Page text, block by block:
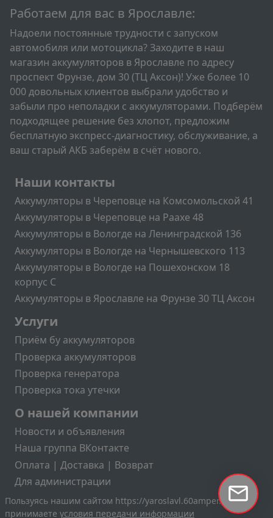
Работаем для вас в Ярославле:
Надоели постоянные трудности с запуском
автомобиля или мотоцикла? Заходите в наш
магазин аккумуляторов в Ярославле по адресу
проспект Фрунзе, дом 30 (ТЦ Аксон)! Уже более 10
000 довольных клиентов выбрали удобство и
забыли про неполадки с аккумуляторами. Подберём
подходящее решение без хлопот, предложим
бесплатную экспресс-диагностику, обслуживание, а
ваш старый АКБ заберём в счёт нового.
Наши контакты
Аккумуляторы в Череповце на Комсомольской 41
Аккумуляторы в Череповце на Раахе 48
Аккумуляторы в Вологде на Ленинградской 136
Аккумуляторы в Вологде на Чернышевского 113
Аккумуляторы в Вологде на Пошехонском 18
корпус C
Аккумуляторы в Ярославле на Фрунзе 30 ТЦ Аксон
Подвал2
Услуги
Приём бу аккумуляторов
Проверка аккумуляторов
Проверка генератора
Проверка тока утечки
Меню учётной записи пользователя
О нашей компании
Новости и объявления
Наша группа ВКонтакте
Оплата | Доставка | Возврат
Для администрации
Пользуясь нашим сайтом https://yaroslavl.60amper.ru вы
принимаете условия передачи информации